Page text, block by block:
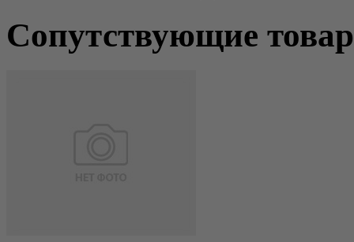
Сопутствующие